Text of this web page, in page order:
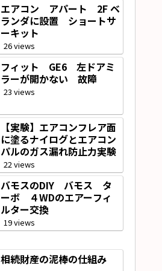
エアコン アパート 2F ベ
ランダに設置 ショートサ
ーキット
26 views
フィット GE6 左ドアミ
ラーが開かない 故障
23 views
【実験】エアコンフレア面
に塗るナイログとエアコン
パルのガス漏れ防止力実験
22 views
バモスのDIY バモス タ
ーボ ４WDのエアーフィ
ルター交換
19 views
相続財産の泥棒の仕組み